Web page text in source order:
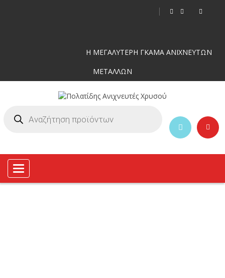
Η ΜΕΓΑΛΥΤΕΡΗ ΓΚΑΜΑ ΑΝΙΧΝΕΥΤΩΝ
ΜΕΤΑΛΛΩΝ
Toggle
navigation